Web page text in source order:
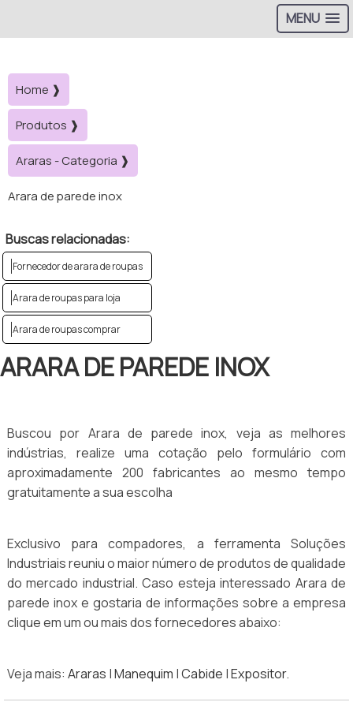
MENU
Home ❱
Produtos ❱
Araras - Categoria ❱
Arara de parede inox
Buscas relacionadas:
Fornecedor de arara de roupas
Arara de roupas para loja
Arara de roupas comprar
ARARA DE PAREDE INOX
Buscou por Arara de parede inox, veja as melhores
indústrias, realize uma cotação pelo formulário com
aproximadamente 200 fabricantes ao mesmo tempo
gratuitamente a sua escolha
Exclusivo para compadores, a ferramenta Soluções
Industriais reuniu o maior número de produtos de qualidade
do mercado industrial. Caso esteja interessado Arara de
parede inox e gostaria de informações sobre a empresa
clique em um ou mais dos fornecedores abaixo:
Veja mais: Araras |Manequim |Cabide |Expositor.